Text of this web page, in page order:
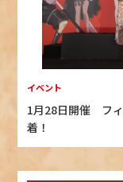
イベント
1月28日開催 フィ
着！